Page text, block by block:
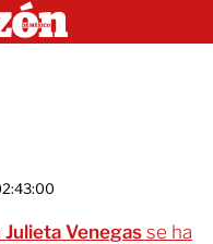
Julieta Venegas se ha